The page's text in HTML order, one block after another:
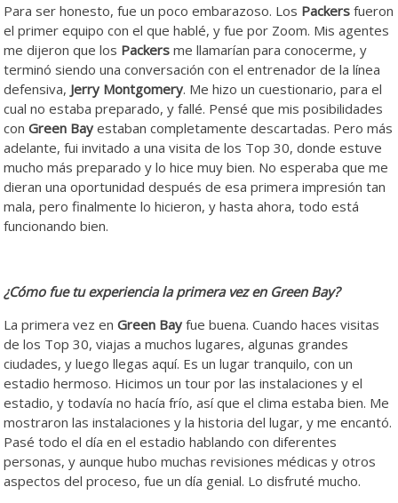
Para ser honesto, fue un poco embarazoso. Los Packers fueron
el primer equipo con el que hablé, y fue por Zoom. Mis agentes
me dijeron que los Packers me llamarían para conocerme, y
terminó siendo una conversación con el entrenador de la línea
defensiva, Jerry Montgomery. Me hizo un cuestionario, para el
cual no estaba preparado, y fallé. Pensé que mis posibilidades
conGreen Bay estaban completamente descartadas. Pero más
adelante, fui invitado a una visita de los Top 30, donde estuve
mucho más preparado y lo hice muy bien. No esperaba que me
dieran una oportunidad después de esa primera impresión tan
mala, pero finalmente lo hicieron, y hasta ahora, todo está
funcionando bien.
¿Cómo fue tu experiencia la primera vez en Green Bay?
La primera vez enGreen Bay fue buena. Cuando haces visitas
de los Top 30, viajas a muchos lugares, algunas grandes
ciudades, y luego llegas aquí. Es un lugar tranquilo, con un
estadio hermoso. Hicimos un tour por las instalaciones y el
estadio, y todavía no hacía frío, así que el clima estaba bien. Me
mostraron las instalaciones y la historia del lugar, y me encantó.
Pasé todo el día en el estadio hablando con diferentes
personas, y aunque hubo muchas revisiones médicas y otros
aspectos del proceso, fue un día genial. Lo disfruté mucho.